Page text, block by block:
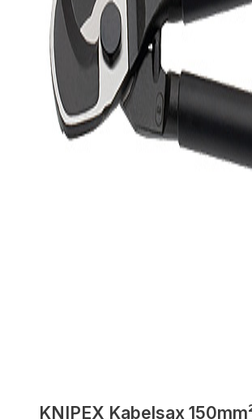
KNIPEX Kabelsax